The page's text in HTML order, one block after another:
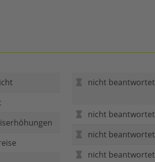
nicht beantwortet
nicht beantwortet
nicht beantwortet
nicht beantwortet